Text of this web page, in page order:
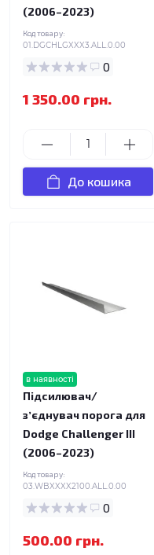
(2006–2023)
Код товару:
01.DGCHLGXXX3.ALL.0.00
0
1 350.00 грн.
До кошика
в наявності
Підсилювач/
зʼєднувач порога для
Dodge Challenger III
(2006–2023)
Код товару:
03.WBXXXX2100.ALL.0.00
0
500.00 грн.